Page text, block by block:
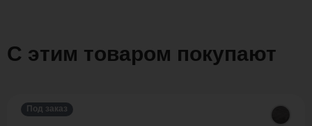
С этим товаром покупают
Под заказ